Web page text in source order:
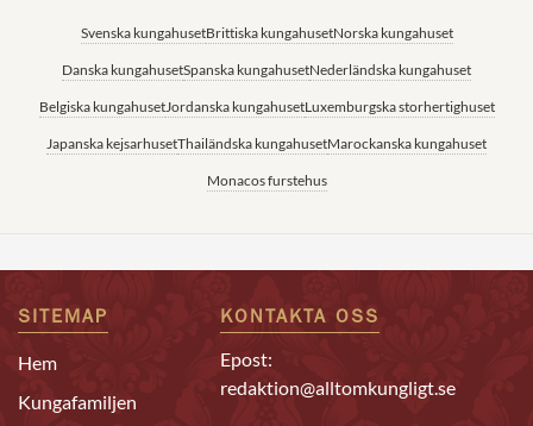
Svenska kungahusetBrittiska kungahusetNorska kungahuset
Danska kungahusetSpanska kungahusetNederländska kungahuset
Belgiska kungahusetJordanska kungahusetLuxemburgska storhertighuset
Japanska kejsarhusetThailändska kungahusetMarockanska kungahuset
Monacos furstehus
SITEMAP
Hem
Kungafamiljen
KONTAKTA OSS
Epost:
redaktion@alltomkungligt.se